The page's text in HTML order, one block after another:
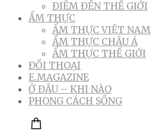
ĐIỂM ĐẾN THẾ GIỚI
ẨM THỰC
ẨM THỰC VIỆT NAM
ẨM THỰC CHÂU Á
ẨM THỰC THẾ GIỚI
ĐỐI THOẠI
E.MAGAZINE
Ở ĐÂU – KHI NÀO
PHONG CÁCH SỐNG